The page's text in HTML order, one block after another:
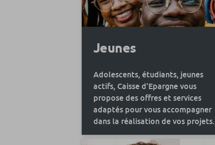
Jeunes
Adolescents, étudiants, jeunes
actifs, Caisse d’Epargne vous
propose des offres et services
adaptés pour vous accompagner
dans la réalisation de vos projets.